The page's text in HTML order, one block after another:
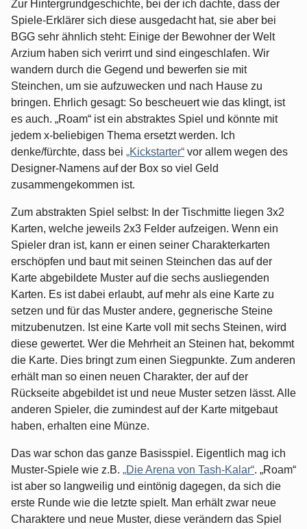
Zur Hintergrundgeschichte, bei der ich dachte, dass der
Spiele-Erklärer sich diese ausgedacht hat, sie aber bei
BGG sehr ähnlich steht: Einige der Bewohner der Welt
Arzium haben sich verirrt und sind eingeschlafen. Wir
wandern durch die Gegend und bewerfen sie mit
Steinchen, um sie aufzuwecken und nach Hause zu
bringen. Ehrlich gesagt: So bescheuert wie das klingt, ist
es auch. „Roam“ ist ein abstraktes Spiel und könnte mit
jedem x-beliebigen Thema ersetzt werden. Ich
denke/fürchte, dass bei „Kickstarter“ vor allem wegen des
Designer-Namens auf der Box so viel Geld
zusammengekommen ist.
Zum abstrakten Spiel selbst: In der Tischmitte liegen 3x2
Karten, welche jeweils 2x3 Felder aufzeigen. Wenn ein
Spieler dran ist, kann er einen seiner Charakterkarten
erschöpfen und baut mit seinen Steinchen das auf der
Karte abgebildete Muster auf die sechs ausliegenden
Karten. Es ist dabei erlaubt, auf mehr als eine Karte zu
setzen und für das Muster andere, gegnerische Steine
mitzubenutzen. Ist eine Karte voll mit sechs Steinen, wird
diese gewertet. Wer die Mehrheit an Steinen hat, bekommt
die Karte. Dies bringt zum einen Siegpunkte. Zum anderen
erhält man so einen neuen Charakter, der auf der
Rückseite abgebildet ist und neue Muster setzen lässt. Alle
anderen Spieler, die zumindest auf der Karte mitgebaut
haben, erhalten eine Münze.
Das war schon das ganze Basisspiel. Eigentlich mag ich
Muster-Spiele wie z.B. „Die Arena von Tash-Kalar“. „Roam“
ist aber so langweilig und eintönig dagegen, da sich die
erste Runde wie die letzte spielt. Man erhält zwar neue
Charaktere und neue Muster, diese verändern das Spiel